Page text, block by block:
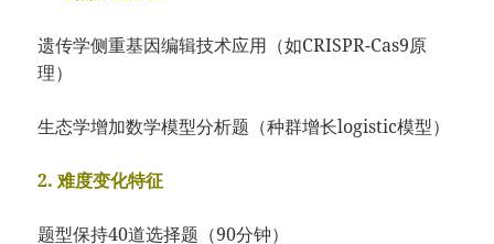
遗传学侧重基因编辑技术应用（如CRISPR-Cas9原
理）
生态学增加数学模型分析题（种群增长logistic模型）
​2. 难度变化特征​
题型保持40道选择题（90分钟）